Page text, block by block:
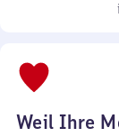
inkl.
Weil Ihre